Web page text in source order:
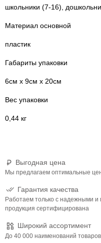
школьники (7-16),
Материал основной
пластик
Габариты упаковки
6см x 9см x 20см
Вес упаковки
0,44 кг
Выгодная цена
Мы предлагаем оптимальные
Гарантия качества
Работаем только с надежными
продукция сертифицирована
Широкий ассортимент
До 40 000 наименований